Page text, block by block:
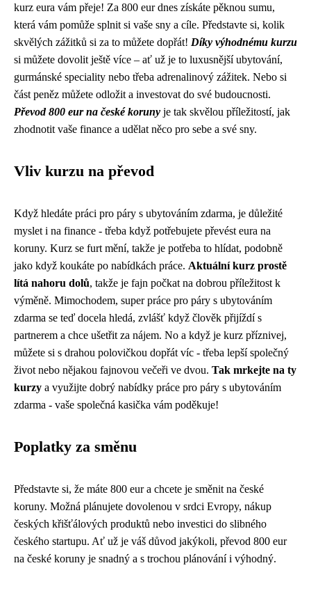
kurz eura vám přeje! Za 800 eur dnes získáte pěknou sumu,
která vám pomůže splnit si vaše sny a cíle. Představte si, kolik
skvělých zážitků si za to můžete dopřát! Díky výhodnému kurzu
si můžete dovolit ještě více – ať už je to luxusnější ubytování,
gurmánské speciality nebo třeba adrenalinový zážitek. Nebo si
část peněz můžete odložit a investovat do své budoucnosti.
Převod 800 eur na české koruny je tak skvělou příležitostí, jak
zhodnotit vaše finance a udělat něco pro sebe a své sny.
Vliv kurzu na převod
Když hledáte práci pro páry s ubytováním zdarma, je důležité
myslet i na finance - třeba když potřebujete převést eura na
koruny. Kurz se furt mění, takže je potřeba to hlídat, podobně
jako když koukáte po nabídkách práce. Aktuální kurz prostě
lítá nahoru dolů, takže je fajn počkat na dobrou příležitost k
výměně. Mimochodem, superpráce pro páry s ubytováním
zdarma se teď docela hledá, zvlášť když člověk přijíždí s
partnerem a chce ušetřit za nájem. No a když je kurz příznivej,
můžete si s drahou polovičkou dopřát víc - třeba lepší společný
život nebo nějakou fajnovou večeři ve dvou. Tak mrkejte na ty
kurzy a využijte dobrý nabídky práce pro páry s ubytováním
zdarma - vaše společná kasička vám poděkuje!
Poplatky za směnu
Představte si, že máte 800 eur a chcete je směnit na české
koruny. Možná plánujete dovolenou v srdci Evropy, nákup
českých křišťálových produktů nebo investici do slibného
českého startupu. Ať už je váš důvod jakýkoli, převod 800 eur
na české koruny je snadný a s trochou plánování i výhodný.